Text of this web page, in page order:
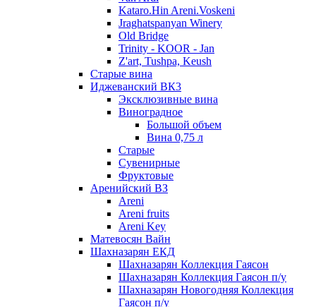
Kataro.Hin Areni.Voskeni
Jraghatspanyan Winery
Old Bridge
Trinity - KOOR - Jan
Z'art, Tushpa, Keush
Старые вина
Иджеванский ВК3
Эксклюзивные вина
Виноградное
Большой объем
Вина 0,75 л
Старые
Сувенирные
Фруктовые
Аренийский ВЗ
Areni
Areni fruits
Areni Key
Матевосян Вайн
Шахназарян ЕКД
Шахназарян Коллекция Гаясон
Шахназарян Коллекция Гаясон п/у
Шахназарян Новогодняя Коллекция
Гаясон п/у